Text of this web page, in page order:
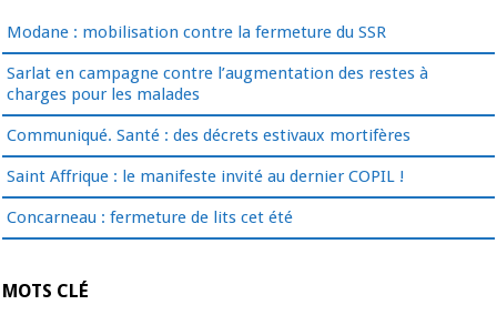
Modane : mobilisation contre la fermeture du SSR
Sarlat en campagne contre l’augmentation des restes à
charges pour les malades
Communiqué. Santé : des décrets estivaux mortifères
Saint Affrique : le manifeste invité au dernier COPIL !
Concarneau : fermeture de lits cet été
MOTS CLÉ